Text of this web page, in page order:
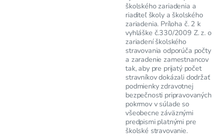
školského zariadenia a
riaditeľ školy a školského
zariadenia. Príloha č. 2 k
vyhláške č.330/2009 Z. z. o
zariadení školského
stravovania odporúča počty
a zaradenie zamestnancov
tak, aby pre prijatý počet
stravníkov dokázali dodržať
podmienky zdravotnej
bezpečnosti pripravovaných
pokrmov v súlade so
všeobecne záväznými
predpismi platnými pre
školské stravovanie.